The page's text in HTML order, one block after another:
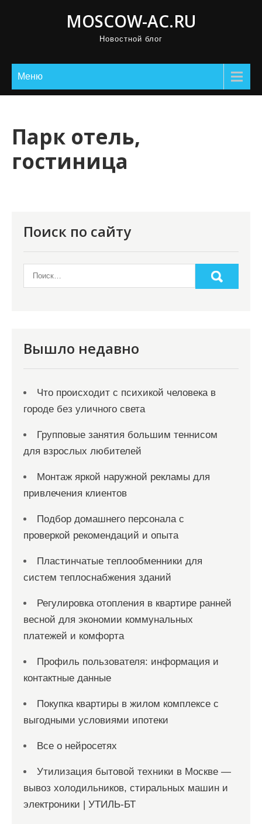
MOSCOW-AC.RU
Новостной блог
Меню
Парк отель,
гостиница
Поиск по сайту
Вышло недавно
Что происходит с психикой человека в
городе без уличного света
Групповые занятия большим теннисом
для взрослых любителей
Монтаж яркой наружной рекламы для
привлечения клиентов
Подбор домашнего персонала с
проверкой рекомендаций и опыта
Пластинчатые теплообменники для
систем теплоснабжения зданий
Регулировка отопления в квартире ранней
весной для экономии коммунальных
платежей и комфорта
Профиль пользователя: информация и
контактные данные
Покупка квартиры в жилом комплексе с
выгодными условиями ипотеки
Все о нейросетях
Утилизация бытовой техники в Москве —
вывоз холодильников, стиральных машин и
электроники | УТИЛЬ-БТ